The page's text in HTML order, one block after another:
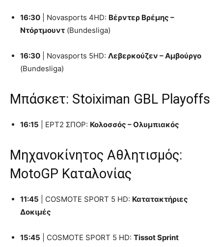
16:30 | Novasports 4HD: Βέρντερ Βρέμης –
Ντόρτμουντ (Bundesliga)
16:30 | Novasports 5HD: Λεβερκούζεν – Αμβούργο
(Bundesliga)
Μπάσκετ: Stoiximan GBL Playoffs
16:15 | ΕΡΤ2 ΣΠΟΡ: Κολοσσός – Ολυμπιακός
Μηχανοκίνητος Αθλητισμός:
MotoGP Καταλονίας
11:45 | COSMOTE SPORT 5 HD: Κατατακτήριες
Δοκιμές
15:45 | COSMOTE SPORT 5 HD: Tissot Sprint